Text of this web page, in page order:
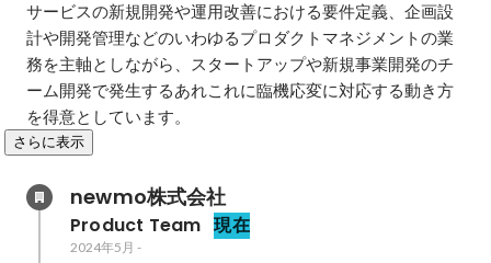
サービスの新規開発や運用改善における要件定義、企画設
計や開発管理などのいわゆるプロダクトマネジメントの業
務を主軸としながら、スタートアップや新規事業開発のチ
ーム開発で発生するあれこれに臨機応変に対応する動き方
を得意としています。
さらに表示
newmo株式会社
Product Team 現在
2024年5月 -